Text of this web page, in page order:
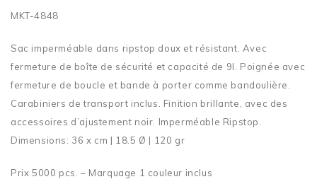
MKT-4848
Sac imperméable dans ripstop doux et résistant. Avec
fermeture de boîte de sécurité et capacité de 9l. Poignée avec
fermeture de boucle et bande à porter comme bandoulière.
Carabiniers de transport inclus. Finition brillante, avec des
accessoires d’ajustement noir. Imperméable Ripstop.
Dimensions: 36 x cm | 18.5 Ø | 120 gr
Prix 5000 pcs. – Marquage 1 couleur inclus